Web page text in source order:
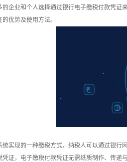
企业和个人选择通过银行电子缴税付款凭
优势及使用方法。
实现的一种缴税方式，纳税人可以通过银
证，电子缴税付款凭证无需纸质制作、传递